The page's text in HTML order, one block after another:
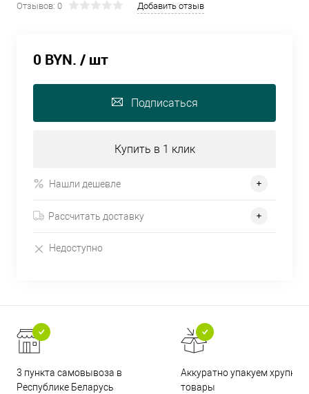
Отзывов: 0 Добавить отзыв
0 BYN. / шт
Подписаться
Купить в 1 клик
Нашли дешевле
Рассчитать доставку
Недоступно
3 пункта самовывоза в
Республике Беларусь
Аккуратно упакуем хрупкие
товары